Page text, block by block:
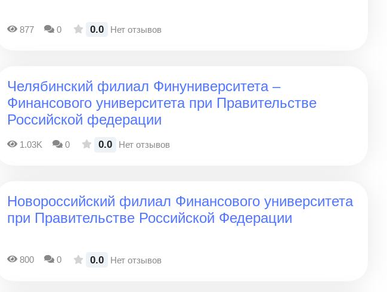
877 0 0.0 Нет отзывов
Челябинский филиал Финуниверситета –
Финансового университета при Правительстве
Российской федерации
1.03K 0 0.0 Нет отзывов
Новороссийский филиал Финансового университета
при Правительстве Российской Федерации
800 0 0.0 Нет отзывов